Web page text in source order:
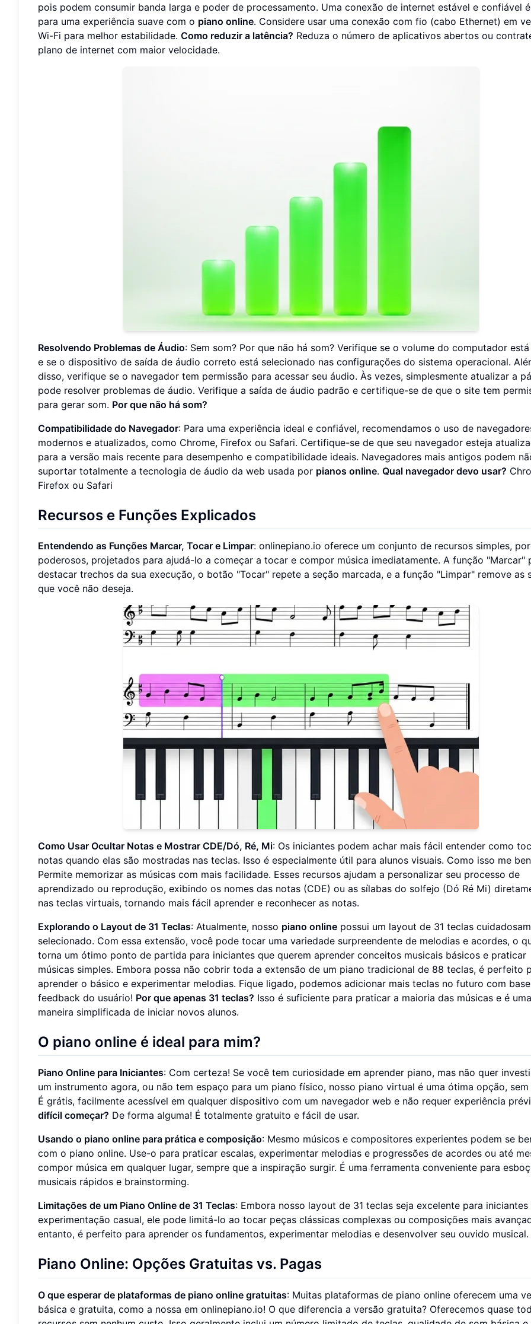
pois podem consumir banda larga e poder de processamento. Uma conexão de internet estável e confiável
para uma experiência suave com o piano online. Considere usar uma conexão com fio (cabo Ethernet) em
Wi-Fi para melhor estabilidade. Como reduzir a latência? Reduza o número de aplicativos abertos ou
plano de internet com maior velocidade.
Resolvendo Problemas de Áudio: Sem som? Por que não há som? Verifique se o volume do computador
e se o dispositivo de saída de áudio correto está selecionado nas configurações do sistema operacional.
disso, verifique se o navegador tem permissão para acessar seu áudio. Às vezes, simplesmente atualizar a
pode resolver problemas de áudio. Verifique a saída de áudio padrão e certifique-se de que o site tem
para gerar som. Por que não há som?
Compatibilidade do Navegador: Para uma experiência ideal e confiável, recomendamos o uso de
modernos e atualizados, como Chrome, Firefox ou Safari. Certifique-se de que seu navegador esteja
para a versão mais recente para desempenho e compatibilidade ideais. Navegadores mais antigos podem
suportar totalmente a tecnologia de áudio da web usada por pianos online. Qual navegador devo usar?
Firefox ou Safari
Recursos e Funções Explicados
Entendendo as Funções Marcar, Tocar e Limpar: onlinepiano.io oferece um conjunto de recursos simples,
poderosos, projetados para ajudá-lo a começar a tocar e compor música imediatamente. A função "Marcar"
destacar trechos da sua execução, o botão "Tocar" repete a seção marcada, e a função "Limpar" remove as
que você não deseja.
Como Usar Ocultar Notas e Mostrar CDE/Dó, Ré, Mi: Os iniciantes podem achar mais fácil entender como
notas quando elas são mostradas nas teclas. Isso é especialmente útil para alunos visuais. Como isso me
Permite memorizar as músicas com mais facilidade. Esses recursos ajudam a personalizar seu processo de
aprendizado ou reprodução, exibindo os nomes das notas (CDE) ou as sílabas do solfejo (Dó Ré Mi)
nas teclas virtuais, tornando mais fácil aprender e reconhecer as notas.
Explorando o Layout de 31 Teclas: Atualmente, nosso piano online possui um layout de 31 teclas
selecionado. Com essa extensão, você pode tocar uma variedade surpreendente de melodias e acordes, o
torna um ótimo ponto de partida para iniciantes que querem aprender conceitos musicais básicos e praticar
músicas simples. Embora possa não cobrir toda a extensão de um piano tradicional de 88 teclas, é perfeito
aprender o básico e experimentar melodias. Fique ligado, podemos adicionar mais teclas no futuro com
feedback do usuário! Por que apenas 31 teclas? Isso é suficiente para praticar a maioria das músicas e é uma
maneira simplificada de iniciar novos alunos.
O piano online é ideal para mim?
Piano Online para Iniciantes: Com certeza! Se você tem curiosidade em aprender piano, mas não quer
um instrumento agora, ou não tem espaço para um piano físico, nosso piano virtual é uma ótima opção, sem
É grátis, facilmente acessível em qualquer dispositivo com um navegador web e não requer experiência
difícil começar? De forma alguma! É totalmente gratuito e fácil de usar.
Usando o piano online para prática e composição: Mesmo músicos e compositores experientes podem se
com o piano online. Use-o para praticar escalas, experimentar melodias e progressões de acordes ou até
compor música em qualquer lugar, sempre que a inspiração surgir. É uma ferramenta conveniente para
musicais rápidos e brainstorming.
Limitações de um Piano Online de 31 Teclas: Embora nosso layout de 31 teclas seja excelente para iniciantes
experimentação casual, ele pode limitá-lo ao tocar peças clássicas complexas ou composições mais
entanto, é perfeito para aprender os fundamentos, experimentar melodias e desenvolver seu ouvido musical.
Piano Online: Opções Gratuitas vs. Pagas
O que esperar de plataformas de piano online gratuitas: Muitas plataformas de piano online oferecem uma
básica e gratuita, como a nossa em onlinepiano.io! O que diferencia a versão gratuita? Oferecemos quase